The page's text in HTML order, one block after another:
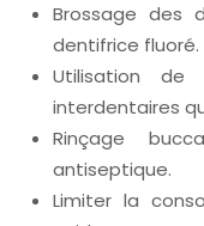
Brossage des
dentifrice fluoré.
Utilisation
interdentaires
Rinçage
antiseptique.
Limiter la